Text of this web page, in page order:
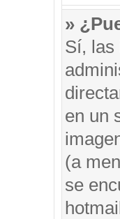
»
Sí, las
en un
(a
se